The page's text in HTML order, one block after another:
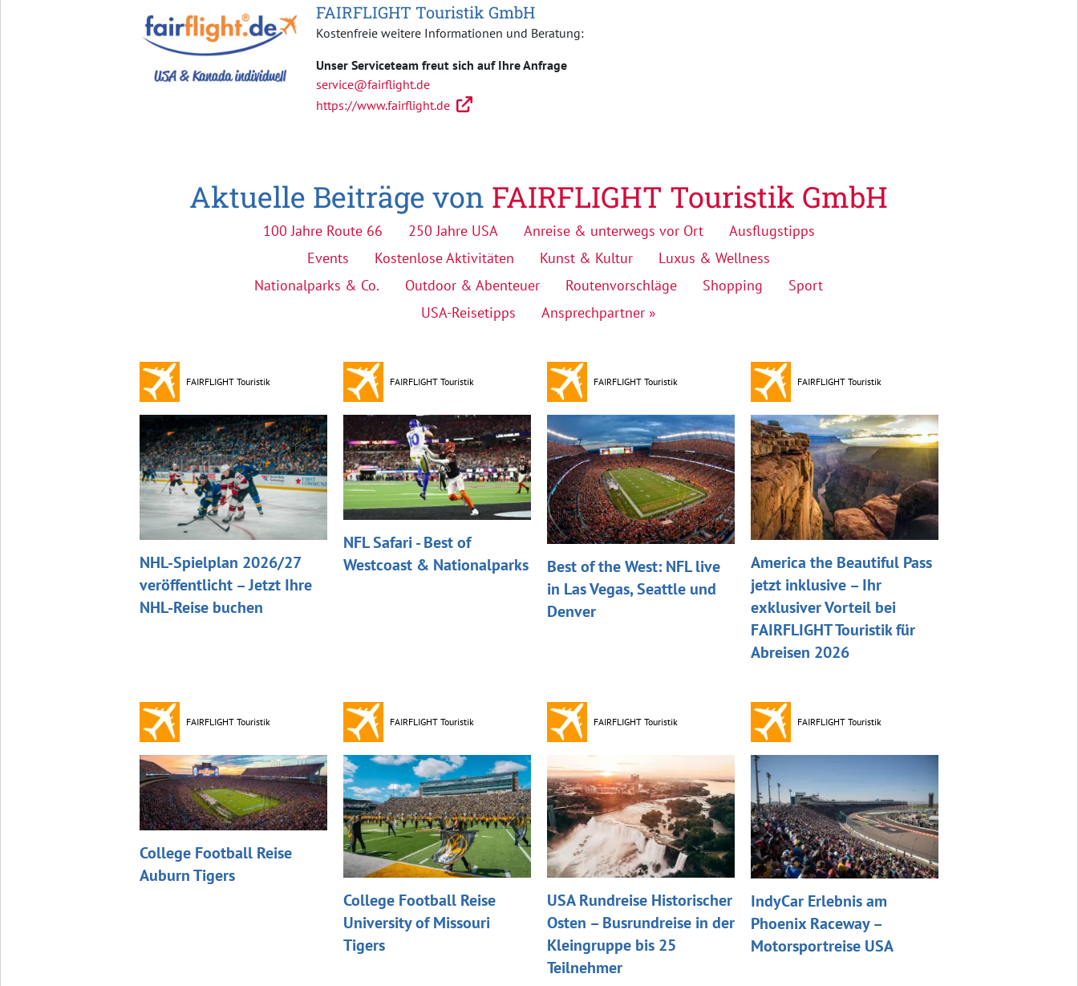
FAIRFLIGHT Touristik GmbH
Kostenfreie weitere Informationen und Beratung:
Unser Serviceteam freut sich auf Ihre Anfrage
service@fairflight.de
https://www.fairflight.de
Aktuelle Beiträge von FAIRFLIGHT Touristik GmbH
100 Jahre Route 66 250 Jahre USA Anreise & unterwegs vor Ort
Ausflugstipps
Events
Kostenlose Aktivitäten Kunst & Kultur
Luxus & Wellness
Nationalparks & Co.
Outdoor & Abenteuer Routenvorschläge Shopping
Sport
USA-Reisetipps
Ansprechpartner »
FAIRFLIGHT Touristik
NHL-Spielplan 2026/27
veröffentlicht – Jetzt Ihre
NHL-Reise buchen
FAIRFLIGHT Touristik
NFL Safari - Best of
Westcoast & Nationalparks
FAIRFLIGHT Touristik
Best of the West: NFL live
in Las Vegas, Seattle und
Denver
FAIRFLIGHT Touristik
America the Beautiful Pass
jetzt inklusive – Ihr
exklusiver Vorteil bei
FAIRFLIGHT Touristik für
Abreisen 2026
FAIRFLIGHT Touristik
College Football Reise
Auburn Tigers
FAIRFLIGHT Touristik
College Football Reise
University of Missouri
Tigers
FAIRFLIGHT Touristik
USA Rundreise Historischer
Osten – Busrundreise in der
Kleingruppe bis 25
Teilnehmer
FAIRFLIGHT Touristik
IndyCar Erlebnis am
Phoenix Raceway –
Motorsportreise USA